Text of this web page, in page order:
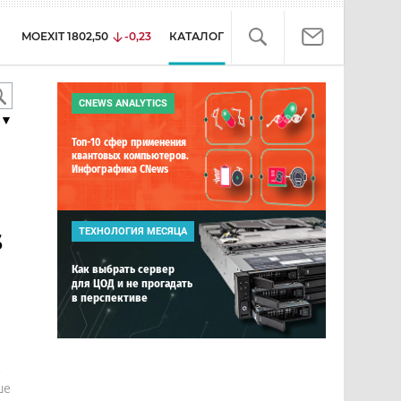
MOEXIT 1802,50 -0,23 КАТАЛОГ
CNEWS ANALYTICS
Топ-10 сфер применения
квантовых компьютеров.
Инфографика CNews
ТЕХНОЛОГИЯ МЕСЯЦА
Как выбрать сервер
для ЦОД и не прогадать
в перспективе